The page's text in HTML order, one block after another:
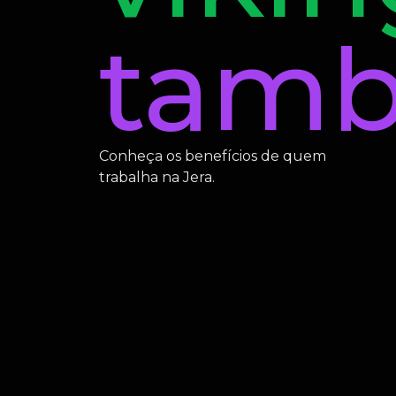
Conheça os benefícios de quem
trabalha na Jera.